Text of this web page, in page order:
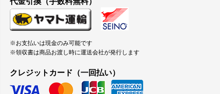
※お支払いは現金のみ可能です
※領収書は商品お渡し時に運送会社が発行します
クレジットカード（一回払い）